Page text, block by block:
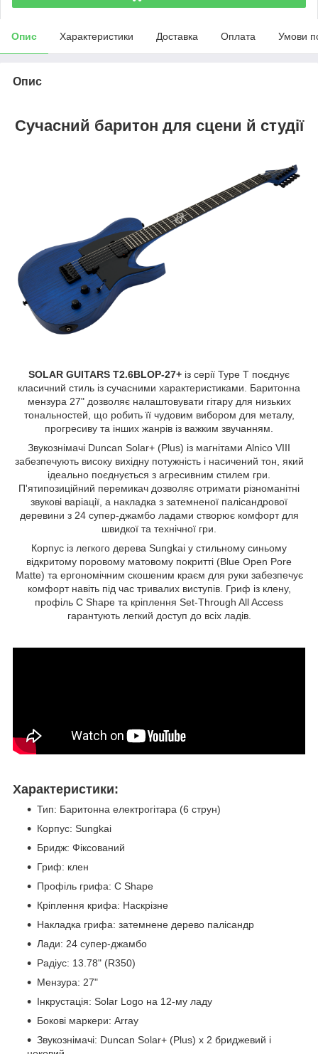
Опис Характеристики Доставка Оплата Умови
Опис
Сучасний баритон для сцени й студії
SOLAR GUITARS T2.6BLOP-27+ із серії Type T поєднує
класичний стиль із сучасними характеристиками. Баритонна
мензура 27" дозволяє налаштовувати гітару для низьких
тональностей, що робить її чудовим вибором для металу,
прогресиву та інших жанрів із важким звучанням.
Звукознімачі Duncan Solar+ (Plus) із магнітами Alnico VIII
забезпечують високу вихідну потужність і насичений тон, який
ідеально поєднується з агресивним стилем гри.
П'ятипозиційний перемикач дозволяє отримати різноманітні
звукові варіації, а накладка з затемненої палісандрової
деревини з 24 супер-джамбо ладами створює комфорт для
швидкої та технічної гри.
Корпус із легкого дерева Sungkai у стильному синьому
відкритому поровому матовому покритті (Blue Open Pore
Matte) та ергономічним скошеним краєм для руки забезпечує
комфорт навіть під час тривалих виступів. Гриф із клену,
профіль C Shape та кріплення Set-Through All Access
гарантують легкий доступ до всіх ладів.
Характеристики:
Тип: Баритонна електрогітара (6 струн)
Корпус: Sungkai
Бридж: Фіксований
Гриф: клен
Профіль грифа: C Shape
Кріплення крифа: Наскрізне
Накладка грифа: затемнене дерево палісандр
Лади: 24 супер-джамбо
Радіус: 13.78" (R350)
Мензура: 27"
Інкрустація: Solar Logo на 12-му ладу
Бокові маркери: Array
Звукознімачі: Duncan Solar+ (Plus) х 2 бриджевий і